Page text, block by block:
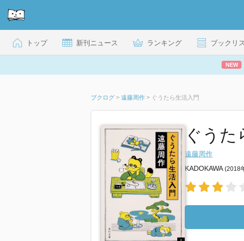
トップ 新刊ニュース ランキング ブックリ
NEW
ブクログ > 遠藤周作 > ぐうたら生活入門
ぐうた
遠藤周作
KADOKAWA(2018